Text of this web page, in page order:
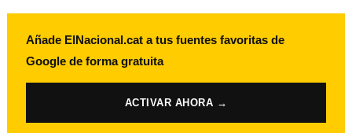
Añade ElNacional.cat a tus fuentes favoritas de
Google de forma gratuita
ACTIVAR AHORA →